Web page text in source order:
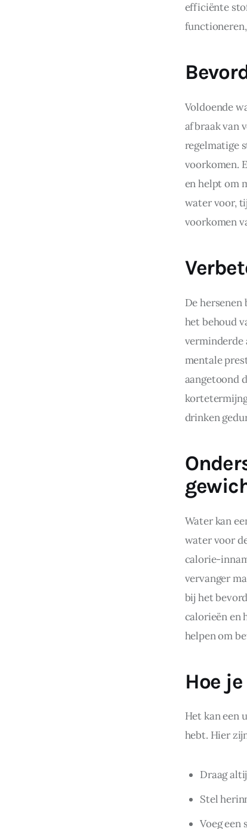
efficiënte
Voldoende
afbraak van
regelmatige
voorkomen.
en helpt om
water voor,
voorkomen
De
het behoud
verminderde
mentale
aangetoond
drinken
Water kan
water voor
calorie-
vervanger
bij het
calorieën en
helpen om
Hoe
Het kan een
hebt. Hier
Draag
Stel
Voeg een